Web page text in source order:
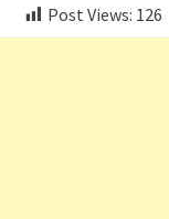
Post Views: 126